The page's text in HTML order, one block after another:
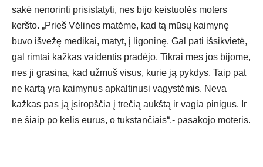
sakė nenorinti prisistatyti, nes bijo keistuolės moters
keršto. „Prieš Vėlines matėme, kad tą mūsų kaimynę
buvo išvežę medikai, matyt, į ligoninę. Gal pati išsikvietė,
gal rimtai kažkas vaidentis pradėjo. Tikrai mes jos bijome,
nes ji grasina, kad užmuš visus, kurie ją pykdys. Taip pat
ne kartą yra kaimynus apkaltinusi vagystėmis. Neva
kažkas pas ją įsiropščia į trečią aukštą ir vagia pinigus. Ir
ne šiaip po kelis eurus, o tūkstančiais“,- pasakojo moteris.